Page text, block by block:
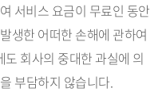
서비스 요금이 무료인 동안
생한 어떠한 손해에 관하여
회사의 중대한 과실에 의
부담하지 않습니다.